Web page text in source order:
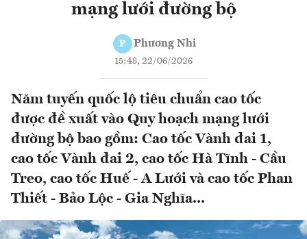
mạng lưới đường bộ
P Phương Nhi
15:48, 22/06/2026
Năm tuyến quốc lộ tiêu chuẩn cao tốc
được đề xuất vào Quy hoạch mạng lưới
đường bộ bao gồm: Cao tốc Vành đai 1,
cao tốc Vành đai 2, cao tốc Hà Tĩnh - Cầu
Treo, cao tốc Huế - A Lưới và cao tốc Phan
Thiết - Bảo Lộc - Gia Nghĩa...